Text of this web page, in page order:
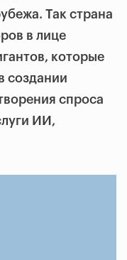
Так страна
в лице
которые
создании
спроса
ИИ,